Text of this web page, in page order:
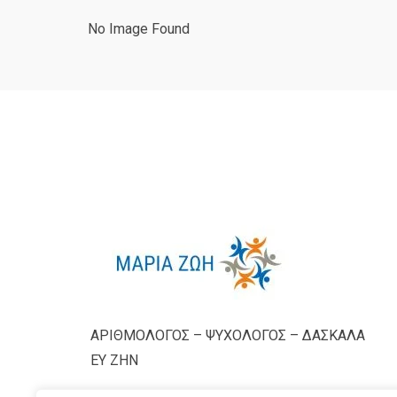
No Image Found
ΑΡΙΘΜΟΛΟΓΟΣ – ΨΥΧΟΛΟΓΟΣ – ΔΑΣΚΑΛΑ
ΕΥ ΖΗΝ